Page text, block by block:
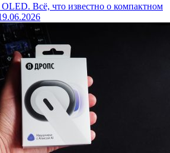
Всё, что известно о компактном